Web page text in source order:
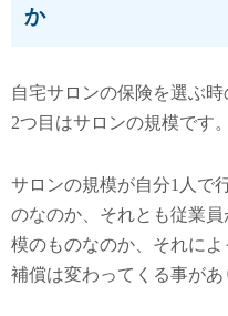
か
自宅サロンの保険を選ぶ時
2つ目はサロンの規模です。
サロンの規模が自分1人で
のなのか、それとも従業員
模のものなのか、それに
補償は変わってくる事があ